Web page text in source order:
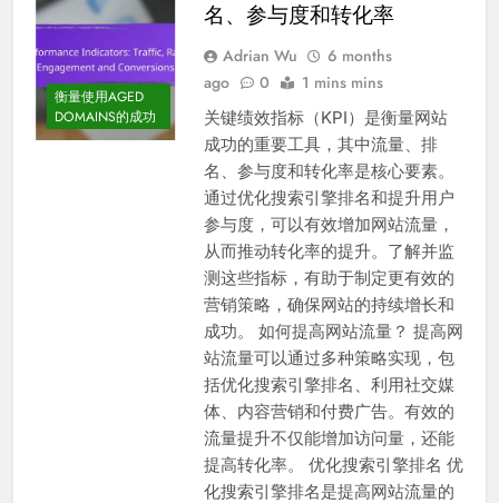
衡量使用AGED
DOMAINS的成功
名、参与度和转化率
Adrian Wu
6 months
ago
0 1 mins mins
关键绩效指标（KPI）是衡量网站
成功的重要工具，其中流量、排
名、参与度和转化率是核心要素。
通过优化搜索引擎排名和提升用户
参与度，可以有效增加网站流量，
从而推动转化率的提升。了解并监
测这些指标，有助于制定更有效的
营销策略，确保网站的持续增长和
成功。 如何提高网站流量？ 提高网
站流量可以通过多种策略实现，包
括优化搜索引擎排名、利用社交媒
体、内容营销和付费广告。有效的
流量提升不仅能增加访问量，还能
提高转化率。 优化搜索引擎排名 优
化搜索引擎排名是提高网站流量的